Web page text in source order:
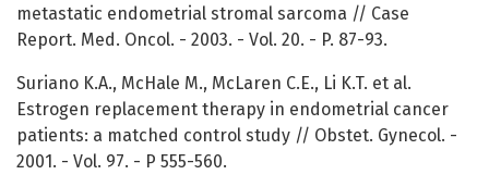
metastatic endometrial stromal sarcoma // Case
Report. Med. Oncol. - 2003. - Vol. 20. - P. 87-93.
Suriano K.A., McHale M., McLaren C.E., Li K.T. et al.
Estrogen replacement therapy in endometrial cancer
patients: a matched control study // Obstet. Gynecol. -
2001. - Vol. 97. - P 555-560.